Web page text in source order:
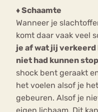
♦ Schaamte
Wanneer je
komt daar vaak veel
je af wat jij verkeerd
niet had kunnen
shock bent geraakt
het voelen alsof je
gebeuren. Alsof je